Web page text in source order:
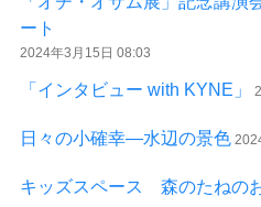
ート
2024年3月15日 08:03
「インタビュー with KYNE」
日々の小確幸―水辺の景色
キッズスペース 森のたねの